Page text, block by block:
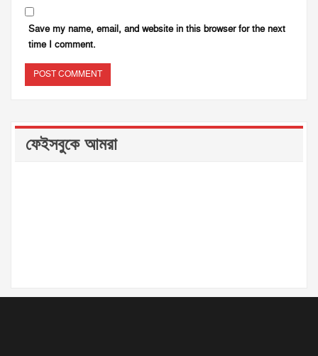
Save my name, email, and website in this browser for the next
time I comment.
ফেইসবুকে আমরা